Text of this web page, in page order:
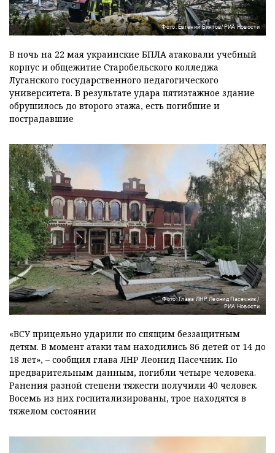
Фото: Евгений Биятов/РИА Новости
В ночь на 22 мая украинские БПЛА атаковали учебный
корпус и общежитие Старобельского колледжа
Луганского государственного педагогического
университета. В результате удара пятиэтажное здание
обрушилось до второго этажа, есть погибшие и
пострадавшие
Фото: Глава ЛНР Леонид Пасечник/
РИА Новости
«ВСУ прицельно ударили по спящим беззащитным
детям. В момент атаки там находились 86 детей от 14 до
18 лет», – сообщил глава ЛНР Леонид Пасечник. По
предварительным данным, погибли четыре человека.
Ранения разной степени тяжести получили 40 человек.
Восемь из них госпитализированы, трое находятся в
тяжелом состоянии